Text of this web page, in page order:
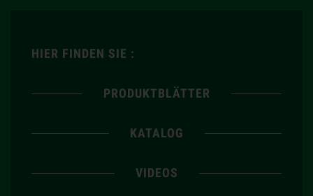
HIER FINDEN SIE :
PRODUKTBLÄTTER
KATALOG
VIDEOS